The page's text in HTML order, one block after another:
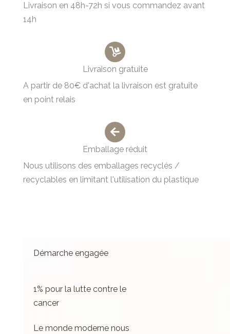
Livraison en 48h-72h si vous commandez avant
14h
Livraison gratuite
A partir de 80€ d'achat la livraison est gratuite
en point relais
Emballage réduit
Nous utilisons des emballages recyclés /
recyclables en limitant l'utilisation du plastique
Démarche engagée
1% pour la lutte contre le
cancer
Le monde moderne nous